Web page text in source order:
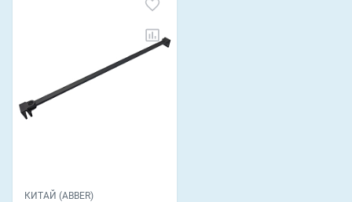
КИТАЙ (ABBER)